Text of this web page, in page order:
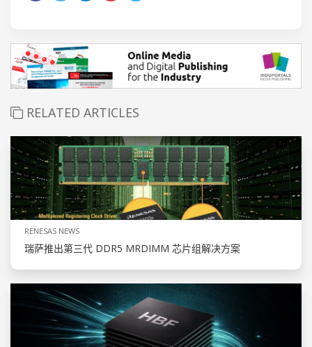
RELATED ARTICLES
RENESAS NEWS
瑞萨推出第三代 DDR5 MRDIMM 芯片组解决方案